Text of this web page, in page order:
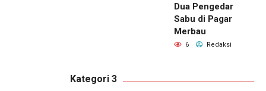
Dua Pengedar
Sabu di Pagar
Merbau
6 Redaksi
Kategori 3